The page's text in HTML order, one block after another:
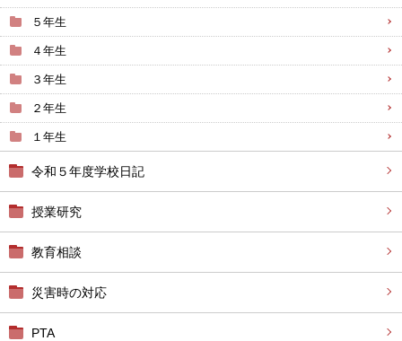
５年生
４年生
３年生
２年生
１年生
令和５年度学校日記
授業研究
教育相談
災害時の対応
PTA